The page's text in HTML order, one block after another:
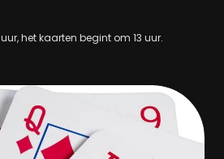
het kaarten begint om 13 uur.